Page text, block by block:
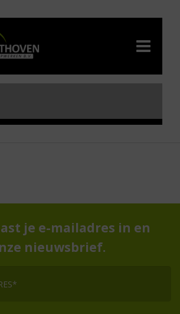
je e-mailadres in en
nieuwsbrief.